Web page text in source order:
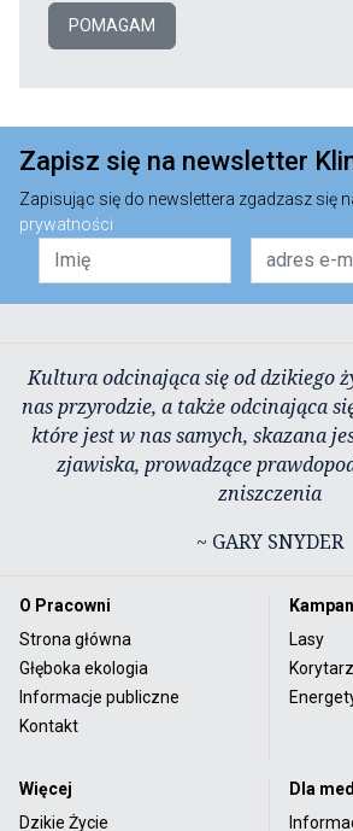
POMAGAM
Zapisz się na newsletter
Zapisując się do newslettera zgadzasz się
prywatności
Kultura odcinająca się od dzikiego
nas przyrodzie, a także odcinająca
które jest w nas samych, skazana
zjawiska, prowadzące
zniszczenia
~ GARY SNYDER
O Pracowni
Strona główna
Głęboka ekologia
Informacje publiczne
Kontakt
Lasy
Więcej
Dzikie Życie
Dla